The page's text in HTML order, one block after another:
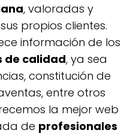
, valoradas y
propios clientes.
información de los
de calidad, ya sea
constitución de
entre otros
la mejor web
de profesionales